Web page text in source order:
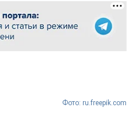
Фото: ru.freepik.com